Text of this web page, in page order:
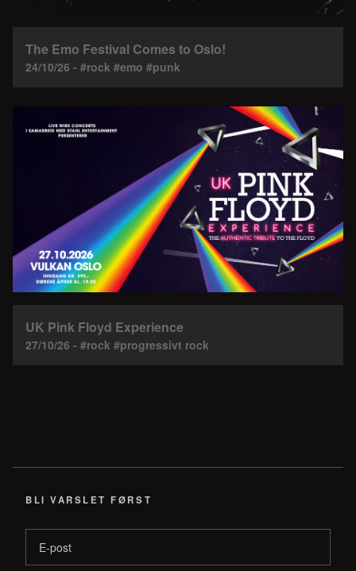
The Emo Festival Comes to Oslo!
24/10/26 - #rock #emo #punk
UK Pink Floyd Experience
27/10/26 - #rock #progressivt rock
BLI VARSLET FØRST
E-post